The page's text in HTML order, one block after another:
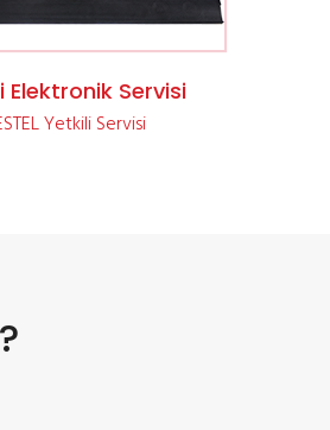
Elektronik Servisi
Yetkili Servisi